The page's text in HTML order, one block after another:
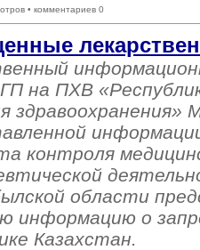
• комментариев 0
на ПХВ
здравоохранения»
контроля
области
информацию о
Казахстан.